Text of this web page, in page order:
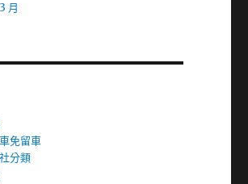
月
免留車
分類